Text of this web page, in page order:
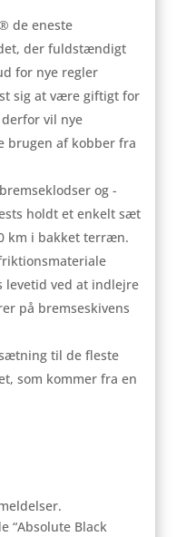
de eneste
der fuldstændigt
for nye regler
sig at være giftigt for
vil nye
brugen af ​​kobber fra
og -
holdt et enkelt sæt
km i bakket terræn.
ved at indlejre
på bremseskivens
til de fleste
som kommer fra en
“Absolute Black